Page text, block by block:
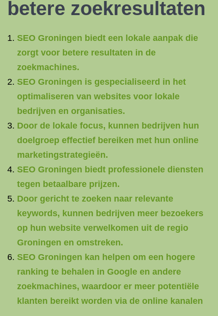
betere zoekresultaten
SEO Groningen biedt een lokale aanpak die
zorgt voor betere resultaten in de
zoekmachines.
SEO Groningen is gespecialiseerd in het
optimaliseren van websites voor lokale
bedrijven en organisaties.
Door de lokale focus, kunnen bedrijven hun
doelgroep effectief bereiken met hun online
marketingstrategieën.
SEO Groningen biedt professionele diensten
tegen betaalbare prijzen.
Door gericht te zoeken naar relevante
keywords, kunnen bedrijven meer bezoekers
op hun website verwelkomen uit de regio
Groningen en omstreken.
SEO Groningen kan helpen om een hogere
ranking te behalen in Google en andere
zoekmachines, waardoor er meer potentiële
klanten bereikt worden via de online kanalen